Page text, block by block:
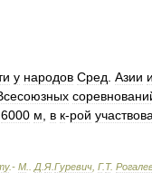
у народов Сред Азии и
6000 м в к-рой
.- М Д Я Гуревич Г.Т.